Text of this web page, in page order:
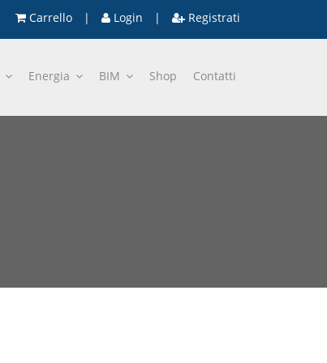
Carrello | Login | Registrati
Energia BIM Shop Contatti